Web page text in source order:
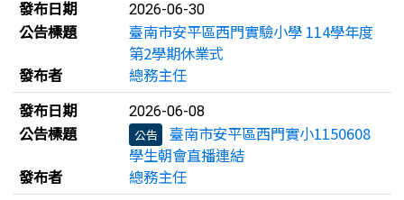
發布日期
2026-06-30
公告標題
臺南市安平區西門實驗小學 114學年度
第2學期休業式
發布者
總務主任
發布日期
2026-06-08
公告標題 公告
臺南市安平區西門實小1150608
學生朝會直播連結
發布者
總務主任